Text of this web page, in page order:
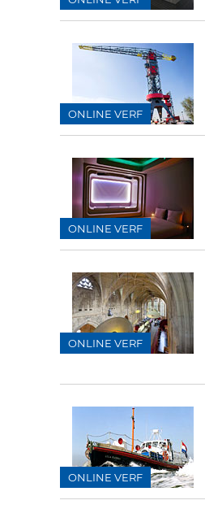
ONLINE VERF
ONLINE VERF
ONLINE VERF
ONLINE VERF